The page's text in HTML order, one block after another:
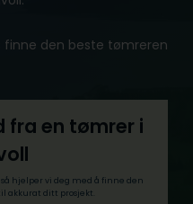
finne den beste tømreren
fra en tømrer i
hjelper vi deg med å finne den
akkurat ditt prosjekt.